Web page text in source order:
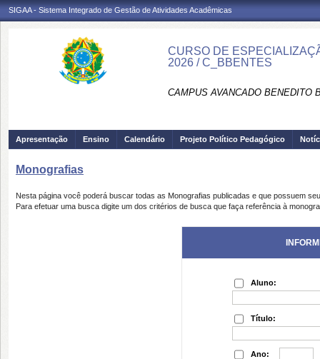
SIGAA - Sistema Integrado de Gestão de Atividades Acadêmicas
CURSO DE
2026 / C_BBENTES
CAMPUS AVANCADO BENEDITO
Apresentação Ensino Calendário Projeto Político Pedagógico
Monografias
Nesta página você poderá buscar todas as Monografias publicadas e que possuem
Para efetuar uma busca digite um dos critérios de busca que faça referência à
Aluno:
Título:
Ano: